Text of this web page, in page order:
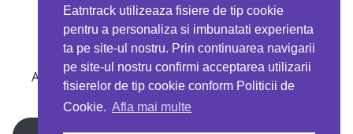
Eatntrack utilizeaza fisiere de tip cookie
pentru a personaliza si imbunatati experienta
ta pe site-ul nostru. Prin continuarea navigarii
pe site-ul nostru confirmi acceptarea utilizarii
fisierelor de tip cookie conform Politicii de
Cookie. Afla mai multe
MYPROTEIN
Ai 40%reducere la orice comandă folosind codul
EATTRACK